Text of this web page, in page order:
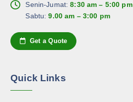
Senin-Jumat:8:30 am – 5:00 pm
Sabtu:9.00 am – 3:00 pm
Get a Quote
Quick Links